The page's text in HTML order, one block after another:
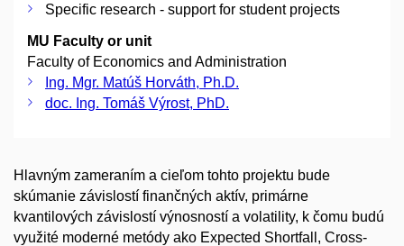
Specific research - support for student projects
MU Faculty or unit
Faculty of Economics and Administration
Ing. Mgr. Matúš Horváth, Ph.D.
doc. Ing. Tomáš Výrost, PhD.
Hlavným zameraním a cieľom tohto projektu bude
skúmanie závislostí finančných aktív, primárne
kvantilových závislostí výnosností a volatility, k čomu budú
využité moderné metódy ako Expected Shortfall, Cross-